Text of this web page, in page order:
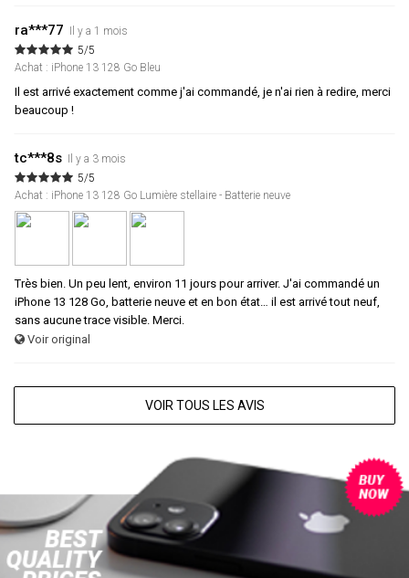
ra***77
Il y a 1 mois
5/5
Achat : iPhone 13 128 Go Bleu
Il est arrivé exactement comme j'ai commandé, je n'ai rien à redire, merci
beaucoup !
tc***8s
Il y a 3 mois
5/5
Achat : iPhone 13 128 Go Lumière stellaire - Batterie neuve
Très bien. Un peu lent, environ 11 jours pour arriver. J'ai commandé un
iPhone 13 128 Go, batterie neuve et en bon état… il est arrivé tout neuf,
sans aucune trace visible. Merci.
Voir original
VOIR TOUS LES AVIS